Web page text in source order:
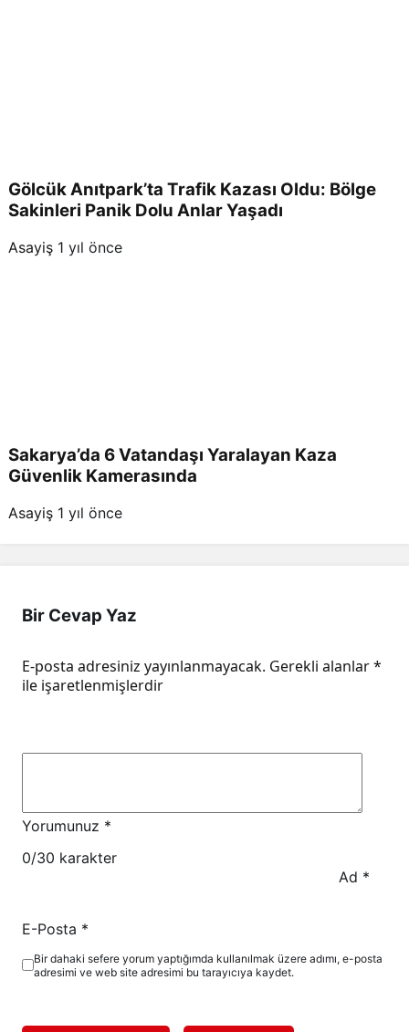
Gölcük Anıtpark’ta Trafik Kazası Oldu: Bölge
Sakinleri Panik Dolu Anlar Yaşadı
Asayiş 1 yıl önce
Sakarya’da 6 Vatandaşı Yaralayan Kaza
Güvenlik Kamerasında
Asayiş 1 yıl önce
Bir Cevap Yaz
E-posta adresiniz yayınlanmayacak. Gerekli alanlar*
ile işaretlenmişlerdir
Yorumunuz *
0/30 karakter
Ad *
E-Posta *
Bir dahaki sefere yorum yaptığımda kullanılmak üzere adımı, e-posta
adresimi ve web site adresimi bu tarayıcıya kaydet.